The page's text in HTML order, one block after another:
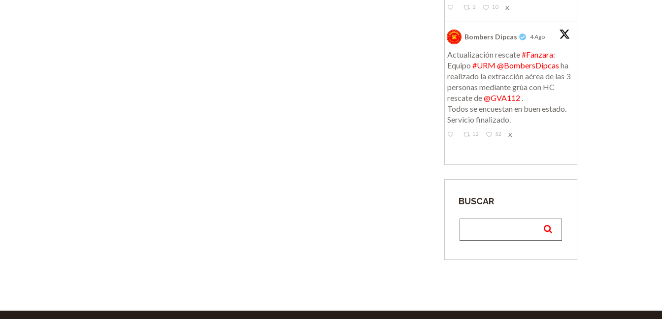
2 10 X
Bombers Dipcas 4 Ago
Actualización rescate#Fanzara:
Equipo #URM @BombersDipcas ha
realizado la extracción aérea de las 3
personas mediante grúa con HC
rescate de@GVA112
Todos se encuestan en buen estado.
Servicio finalizado.
12 52 X
BUSCAR